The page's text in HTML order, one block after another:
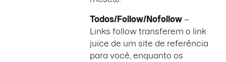
Todos/Follow/Nofollow –
Links follow transferem o link
juice de um site de referência
para você, enquanto os